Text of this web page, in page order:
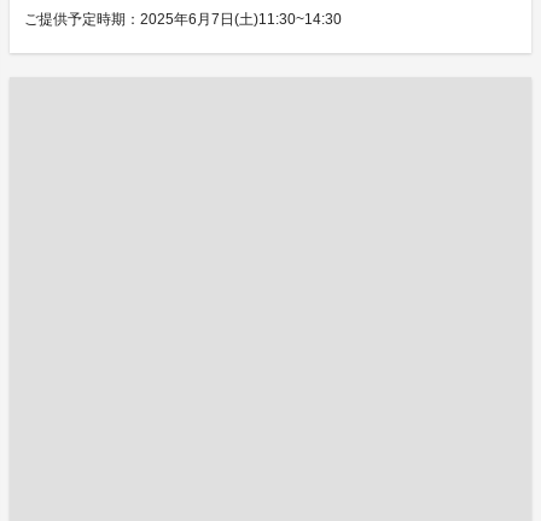
ご提供予定時期：2025年6月7日(土)11:30~14:30